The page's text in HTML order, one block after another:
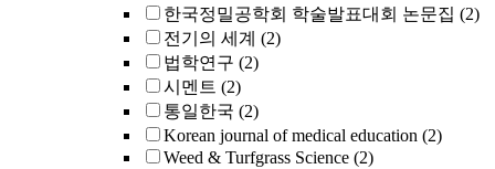
한국정밀공학회 학술발표대회 논문집 (2)
전기의 세계 (2)
법학연구 (2)
시멘트 (2)
통일한국 (2)
Korean journal of medical education (2)
Weed & Turfgrass Science (2)